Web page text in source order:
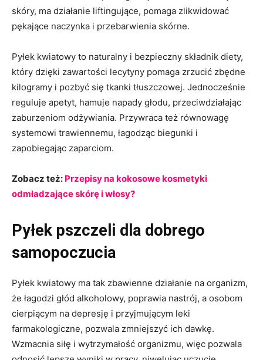
skóry, ma działanie liftingujące, pomaga zlikwidować
pękające naczynka i przebarwienia skórne.
Pyłek kwiatowy to naturalny i bezpieczny składnik diety,
który dzięki zawartości lecytyny pomaga zrzucić zbędne
kilogramy i pozbyć się tkanki tłuszczowej. Jednocześnie
reguluje apetyt, hamuje napady głodu, przeciwdziałając
zaburzeniom odżywiania. Przywraca też równowagę
systemowi trawiennemu, łagodząc biegunki i
zapobiegając zaparciom.
Zobacz też: Przepisy na kokosowe kosmetyki
odmładzające skórę i włosy?
Pyłek pszczeli dla dobrego
samopoczucia
Pyłek kwiatowy ma tak zbawienne działanie na organizm,
że łagodzi głód alkoholowy, poprawia nastrój, a osobom
cierpiącym na depresję i przyjmującym leki
farmakologiczne, pozwala zmniejszyć ich dawkę.
Wzmacnia siłę i wytrzymałość organizmu, więc pozwala